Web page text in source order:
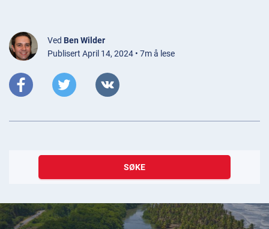
Ved Ben Wilder
Publisert April 14, 2024 • 7m å lese
SØKE